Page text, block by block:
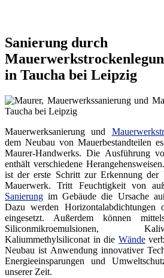
Sanierung durch
in Taucha bei Leipzig
Mauerwerksanierung und
dem Neubau von Mauerbestandteilen
Maurer-Handwerks. Die Ausführung
enthält verschiedene
ist der erste Schritt zur Erkennung der
Mauerwerk. Tritt Feuchtigkeit von
Sanierung im Gebäude die Ursache
Dazu werden Horizontalabdichtungen
eingesetzt. Außerdem können
Siliconmikroemulsionen,
Kaliummethylsiliconat in die Wände
Neubau ist Anwendung innovativer
Energieeinsparungen und
unserer Zeit.